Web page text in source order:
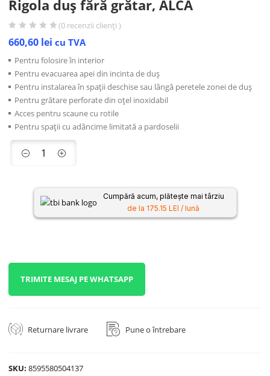
Rigola duș fără grătar, ALCA
(0 recenzii clienți )
660,60 lei cu TVA
Pentru folosire în interior
Pentru evacuarea apei din incinta de duș
Pentru instalarea în spații deschise sau lângă peretele zonei de duș
Pentru grătare perforate din oțel inoxidabil
Acces pentru scaune cu rotile
Pentru spații cu adâncime limitată a pardoselii
Cumpără acum, plătește mai târziu
de la 175.15 LEI / lună
TRIMITE MESAJ PE WHATSAPP
Returnare livrare Pune o întrebare
SKU:8595580504137